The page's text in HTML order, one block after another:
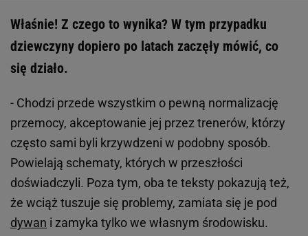
Właśnie! Z czego to wynika? W tym przypadku
dziewczyny dopiero po latach zaczęły mówić, co
się działo.
- Chodzi przede wszystkim o pewną normalizację
przemocy, akceptowanie jej przez trenerów, którzy
często sami byli krzywdzeni w podobny sposób.
Powielają schematy, których w przeszłości
doświadczyli. Poza tym, oba te teksty pokazują też,
że wciąż tuszuje się problemy, zamiata się je pod
dywan i zamyka tylko we własnym środowisku.